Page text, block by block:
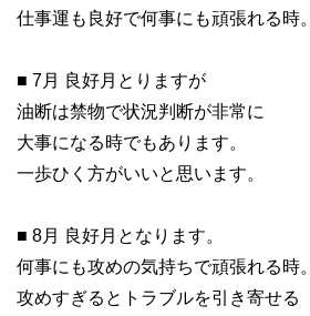
仕事運も良好で何事にも頑張れる時。
■ 7月 良好月とりますが
油断は禁物で状況判断が非常に
大事になる時でもあります。
一歩ひく方がいいと思います。
■ 8月 良好月となります。
何事にも攻めの気持ちで頑張れる時。
攻めすぎるとトラブルを引き寄せる